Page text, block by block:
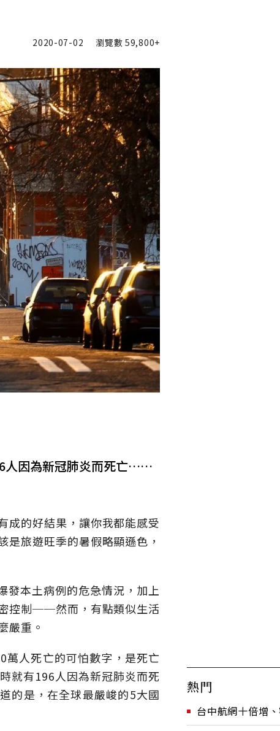
2020-07-02 瀏覽數59,800+
人因為新冠肺炎而死亡……
成的好結果，讓你我都能感受
旅遊旺季的暑假略顯遜色，
發本土病例的危急情況，加上
控制──然而，有點類似生活
嚴重。
萬人死亡的可怕數字，是死亡
就有196人因為新冠肺炎而死
的是，在全球最嚴峻的5大國
熱門
台中航網十倍增